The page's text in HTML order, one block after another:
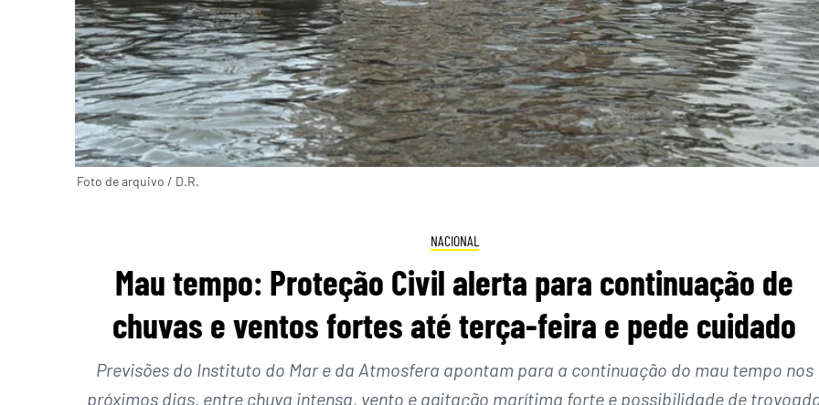
Foto de arquivo / D.R.
NACIONAL
Mau tempo: Proteção Civil alerta para continuação de
chuvas e ventos fortes até terça-feira e pede cuidado
Previsões do Instituto do Mar e da Atmosfera apontam para a continuação do mau tempo nos
próximos dias, entre chuva intensa, vento e agitação marítima forte e possibilidade de